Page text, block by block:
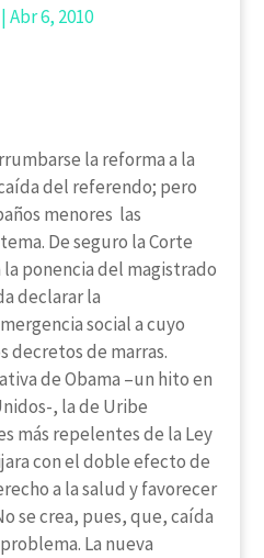
Abr 6, 2010
la reforma a la
del referendo; pero
menores las
De seguro la Corte
ponencia del magistrado
declarar la
social a cuyo
decretos de marras.
de Obama –un hito en
, la de Uribe
más repelentes de la Ley
con el doble efecto de
a la salud y favorecer
se crea, pues, que, caída
La nueva